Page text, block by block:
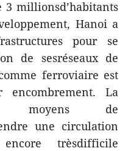
millionsd’habitants
Hanoi a
pour se
de sesréseaux de
ferroviaire est
encombrement. La
moyens de
une circulation
trèsdifficile